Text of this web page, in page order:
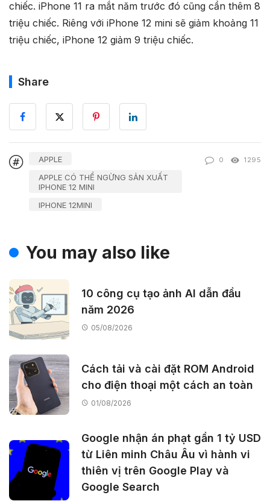
chiếc. iPhone 11 ra mắt năm trước đó cũng cần thêm 8
triệu chiếc. Riêng với iPhone 12 mini sẽ giảm khoảng 11
triệu chiếc, iPhone 12 giảm 9 triệu chiếc.
Share
APPLE
APPLE CÓ THỂ NGỪNG SẢN XUẤT
IPHONE 12 MINI
IPHONE 12MINI
0 1295
You may also like
10 công cụ tạo ảnh AI dẫn đầu
năm 2026
05/08/2026
Cách tải và cài đặt ROM Android
cho điện thoại một cách an toàn
01/08/2026
Google nhận án phạt gần 1 tỷ USD
từ Liên minh Châu Âu vì hành vi
thiên vị trên Google Play và
Google Search